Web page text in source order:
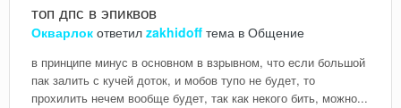
топ дпс в эпиквов
Окварлок ответил zakhidoff тема в Общение
в принципе минус в основном в взрывном, что если большой
пак залить с кучей доток, и мобов тупо не будет, то
прохилить нечем вообще будет, так как некого бить, можно...